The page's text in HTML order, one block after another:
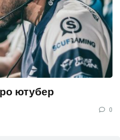
ютубер
0